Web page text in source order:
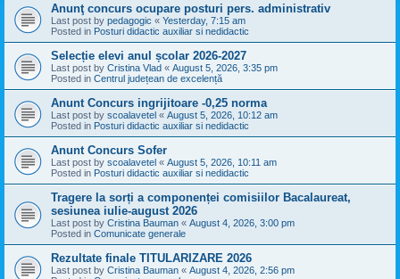
Anunţ concurs ocupare posturi pers. administrativ
Last post by pedagogic « Yesterday, 7:15 am
Posted in Posturi didactic auxiliar si nedidactic
Selecție elevi anul școlar 2026-2027
Last post by Cristina Vlad « August 5, 2026, 3:35 pm
Posted in Centrul județean de excelență
Anunt Concurs ingrijitoare -0,25 norma
Last post by scoalavetel « August 5, 2026, 10:12 am
Posted in Posturi didactic auxiliar si nedidactic
Anunt Concurs Sofer
Last post by scoalavetel « August 5, 2026, 10:11 am
Posted in Posturi didactic auxiliar si nedidactic
Tragere la sorți a componenței comisiilor Bacalaureat,
sesiunea iulie-august 2026
Last post by Cristina Bauman « August 4, 2026, 3:00 pm
Posted in Comunicate generale
Rezultate finale TITULARIZARE 2026
Last post by Cristina Bauman « August 4, 2026, 2:56 pm